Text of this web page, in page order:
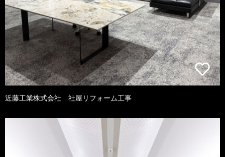
近藤工業株式会社 社屋リフォーム工事